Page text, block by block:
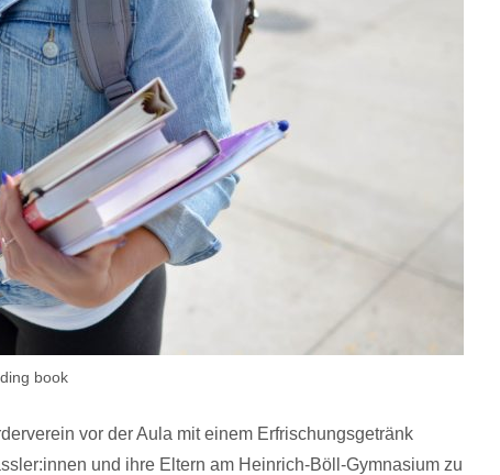
book
vor der Aula mit einem Erfrischungsgetränk
und ihre Eltern am Heinrich-Böll-Gymnasium zu